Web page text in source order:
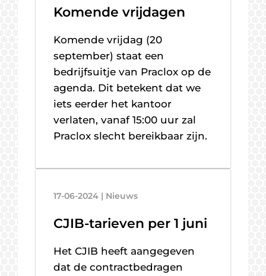
Komende vrijdagen
Komende vrijdag (20
september) staat een
bedrijfsuitje van Praclox op de
agenda. Dit betekent dat we
iets eerder het kantoor
verlaten, vanaf 15:00 uur zal
Praclox slecht bereikbaar zijn.
17-06-2024 | Nieuws
CJIB-tarieven per 1 juni
Het CJIB heeft aangegeven
dat de contractbedragen